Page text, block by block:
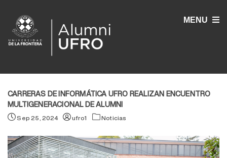
MENU
CARRERAS DE INFORMÁTICA UFRO REALIZAN ENCUENTRO
MULTIGENERACIONAL DE ALUMNI
Sep 25, 2024 ufro1 Noticias